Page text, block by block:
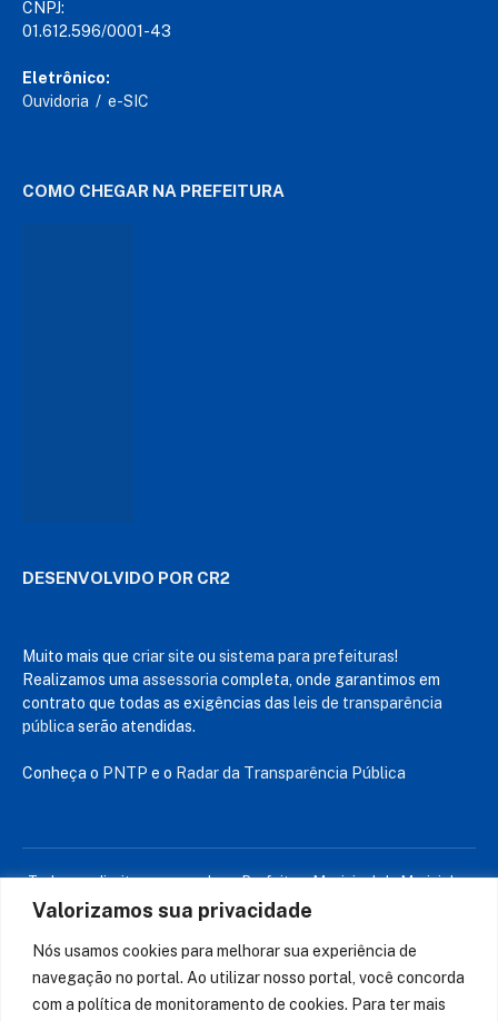
Valorizamos sua privacidade
Nós usamos cookies para melhorar sua experiência de
navegação no portal. Ao utilizar nosso portal, você concorda
com a política de monitoramento de cookies. Para ter mais
CNPJ:
01.612.596/0001-43
Eletrônico:
Ouvidoria / e-SIC
COMO CHEGAR NA PREFEITURA
DESENVOLVIDO POR CR2
Muito mais que criar site ou sistema para prefeituras!
Realizamos uma assessoria completa, onde garantimos em
contrato que todas as exigências das leis de transparência
pública serão atendidas.
Conheça o PNTP e o Radar da Transparência Pública
Todos os direitos reservados a Prefeitura Municipal de Murici dos
Portelas
Acessar Área Administrativa
Acessar o Webmail